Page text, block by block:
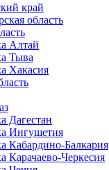
край
область
Алтай
Тыва
Хакасия
Дагестан
Ингушетия
Кабардино-Балкария
Карачаево-Черкесия